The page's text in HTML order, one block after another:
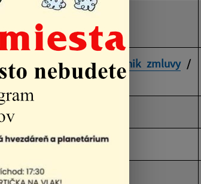
dodatok č. 1
/ Dodatok č.1 / Zánik zmluvy/
/